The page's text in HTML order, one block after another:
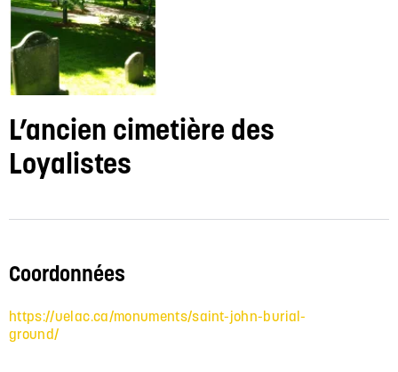
L’ancien cimetière des
Loyalistes
Coordonnées
https://uelac.ca/monuments/saint-john-burial-
ground/